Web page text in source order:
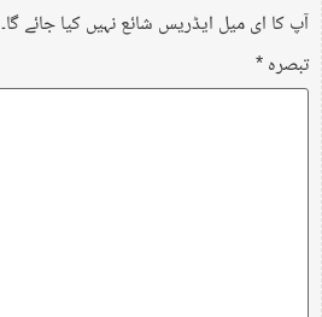
آپ کا ای میل ایڈریس شائع نہیں کیا جائے گا۔
تبصرہ*